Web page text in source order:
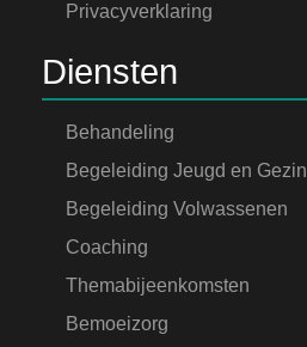
Privacyverklaring
Diensten
Behandeling
Begeleiding Jeugd en Gezin
Begeleiding Volwassenen
Coaching
Themabijeenkomsten
Bemoeizorg